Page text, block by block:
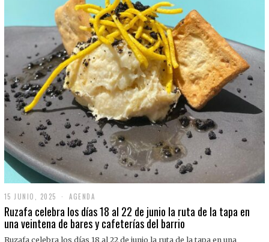
15 JUNIO, 2025
J
U
AGENDA
Ruzafa celebra los días 18 al 22 de junio la ruta de la tapa en
una veintena de bares y cafeterías del barrio
Ruzafa celebra los días 18 al 22 de junio la ruta de la tapa en una